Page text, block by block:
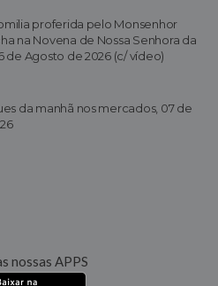
proferida pelo Monsenhor
na Novena de Nossa Senhora da
de Agosto de 2026 (c/ vídeo)
da manhã nos mercados, 07 de
nossas APPS